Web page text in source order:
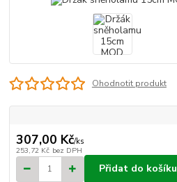
Ohodnotit produkt
307,00 Kč/ks
253,72 Kč bez DPH
Přidat do košíku